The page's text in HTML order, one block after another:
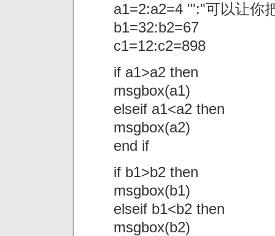
a1=2:a2=4 '":"可以让你
b1=32:b2=67
c1=12:c2=898
if a1>a2 then
msgbox(a1)
elseif a1<a2 then
msgbox(a2)
end if
if b1>b2 then
msgbox(b1)
elseif b1<b2 then
msgbox(b2)